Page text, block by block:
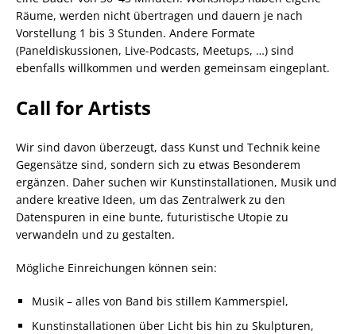
Räume, werden nicht übertragen und dauern je nach
Vorstellung 1 bis 3 Stunden. Andere Formate
(Paneldiskussionen, Live-Podcasts, Meetups, …) sind
ebenfalls willkommen und werden gemeinsam eingeplant.
Call for Artists
Wir sind davon überzeugt, dass Kunst und Technik keine
Gegensätze sind, sondern sich zu etwas Besonderem
ergänzen. Daher suchen wir Kunstinstallationen, Musik und
andere kreative Ideen, um das Zentralwerk zu den
Datenspuren in eine bunte, futuristische Utopie zu
verwandeln und zu gestalten.
Mögliche Einreichungen können sein:
Musik – alles von Band bis stillem Kammerspiel,
Kunstinstallationen über Licht bis hin zu Skulpturen,